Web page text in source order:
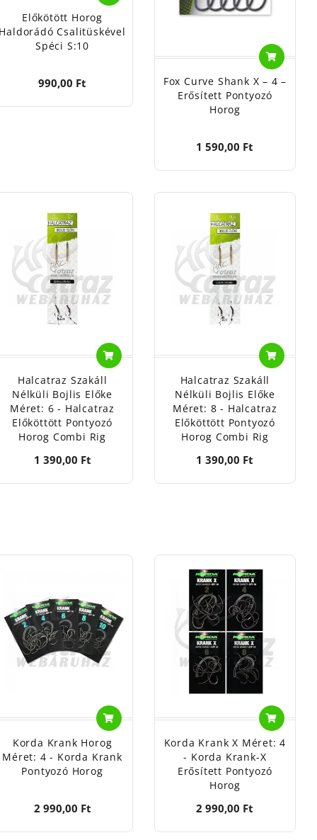
Előkötött Horog
Haldorádó Csalitüskével
Spéci S:10
990,00 Ft
Fox Curve Shank X – 4 –
Erősített Pontyozó
Horog
1 590,00 Ft
Halcatraz Szakáll
Nélküli Bojlis Előke
Méret: 6 - Halcatraz
Előköttött Pontyozó
Horog Combi Rig
1 390,00 Ft
Halcatraz Szakáll
Nélküli Bojlis Előke
Méret: 8 - Halcatraz
Előköttött Pontyozó
Horog Combi Rig
1 390,00 Ft
Korda Krank Horog
Méret: 4 - Korda Krank
Pontyozó Horog
2 990,00 Ft
Korda Krank X Méret: 4
- Korda Krank-X
Erősített Pontyozó
Horog
2 990,00 Ft